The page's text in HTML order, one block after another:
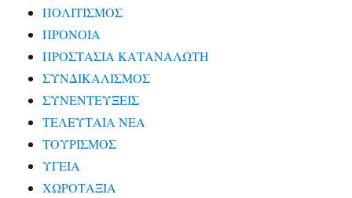
ΠΟΛΙΤΙΣΜΟΣ
ΠΡΟΝΟΙΑ
ΠΡΟΣΤΑΣΙΑ ΚΑΤΑΝΑΛΩΤΗ
ΣΥΝΔΙΚΑΛΙΣΜΟΣ
ΣΥΝΕΝΤΕΥΞΕΙΣ
ΤΕΛΕΥΤΑΙΑ ΝΕΑ
ΤΟΥΡΙΣΜΟΣ
ΥΓΕΙΑ
ΧΩΡΟΤΑΞΙΑ